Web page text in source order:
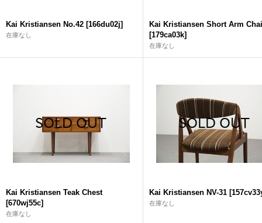
Kai Kristiansen No.42 [166du02j]
在庫なし
Kai Kristiansen Short Arm
[179ca03k]
在庫なし
Kai Kristiansen Teak Chest
[670wj55c]
在庫なし
Kai Kristiansen NV-31 [
在庫なし